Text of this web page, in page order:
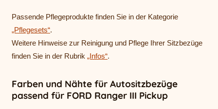
Passende Pflegeprodukte finden Sie in der Kategorie
„Pflegesets“.
Weitere Hinweise zur Reinigung und Pflege Ihrer Sitzbezüge
finden Sie in der Rubrik „Infos“.
Farben und Nähte für Autositzbezüge
passend für FORD Ranger III Pickup